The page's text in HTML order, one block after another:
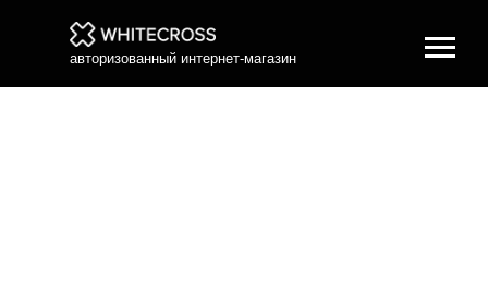
авторизованный интернет-магазин